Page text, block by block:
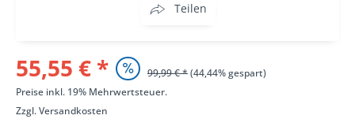
Teilen
55,55 € * 99,99 € *(44,44% gespart)
Preise inkl. 19% Mehrwertsteuer.
Zzgl.Versandkosten